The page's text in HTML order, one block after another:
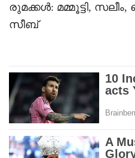
രുമക്കൾ: മമ്മൂട്ടി,
സീബ്